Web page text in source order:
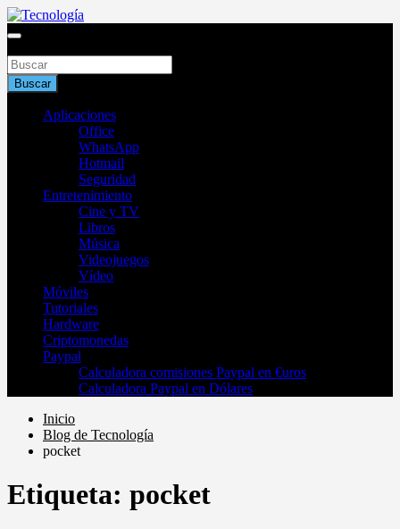
Saltar
al
Tecnología
Buscar
Aplicaciones
Office
WhatsApp
Hotmail
Seguridad
Entretenimiento
Cine y TV
Libros
Música
Videojuegos
Vídeo
Móviles
Tutoriales
Hardware
Criptomonedas
Paypal
Calculadora comisiones Paypal en €uros
Calculadora Paypal en Dólares
Inicio
Blog de Tecnología
pocket
Etiqueta: pocket